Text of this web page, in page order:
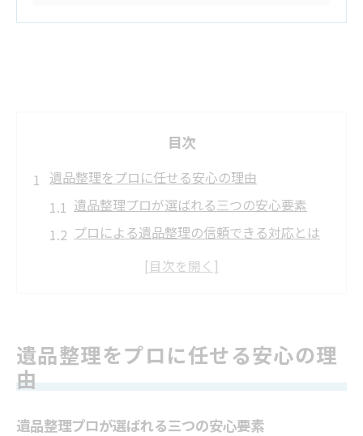
目次
遺品整理をプロに任せる安心の理由
遺品整理プロが選ばれる三つの安心要素
プロによる遺品整理の信頼できる対応とは
遺品整理をプロに依頼する安心感の秘密
験
プロによる遺品整理の流れと丁寧な作業手
遺品整理をプロに任せる安心の理
由
遺品整理プロが選ばれる三つの安心要素